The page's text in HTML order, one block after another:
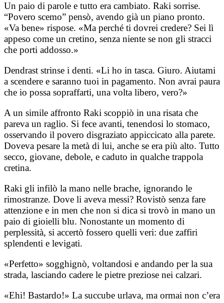
Un paio di parole e tutto era cambiato. Raki sorrise.
“Povero scemo” pensò, avendo già un piano pronto.
«Va bene» rispose. «Ma perché ti dovrei credere? Sei lì
appeso come un cretino, senza niente se non gli stracci
che porti addosso.»
Dendrast strinse i denti. «Li ho in tasca. Giuro. Aiutami
a scendere e saranno tuoi in pagamento. Non avrai paura
che io possa sopraffarti, una volta libero, vero?»
A un simile affronto Raki scoppiò in una risata che
pareva un raglio. Si fece avanti, tenendosi lo stomaco,
osservando il povero disgraziato appiccicato alla parete.
Doveva pesare la metà di lui, anche se era più alto. Tutto
secco, giovane, debole, e caduto in qualche trappola
cretina.
Raki gli infilò la mano nelle brache, ignorando le
rimostranze. Dove li aveva messi? Rovistò senza fare
attenzione e in men che non si dica si trovò in mano un
paio di gioielli blu. Nonostante un momento di
perplessità, si accertò fossero quelli veri: due zaffiri
splendenti e levigati.
«Perfetto» sogghignò, voltandosi e andando per la sua
strada, lasciando cadere le pietre preziose nei calzari.
«Ehi! Bastardo!» La succube urlava, ma ormai non c’era